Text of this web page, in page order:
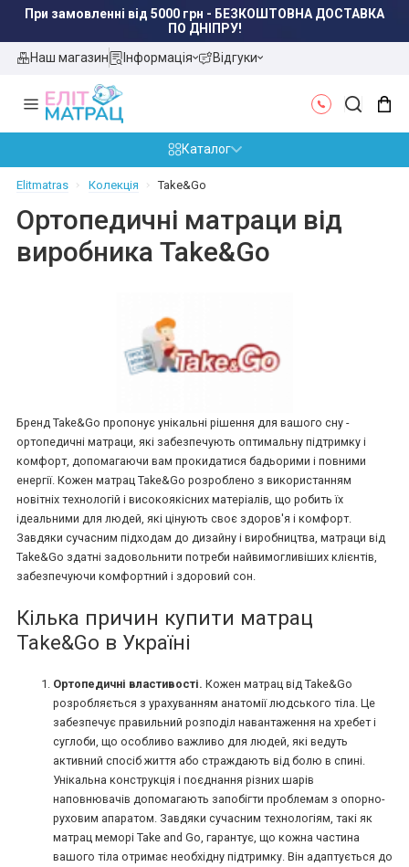
При замовленні від 5000 грн - БЕЗКОШТОВНА ДОСТАВКА
ПО ДНІПРУ!
Наш магазин
Інформація Відгуки
Каталог
Elitmatras Колекція Take&Go
Ортопедичні матраци від
виробника Take&Go
Бренд Take&Go пропонує унікальні рішення для вашого сну -
ортопедичні матраци, які забезпечують оптимальну підтримку і
комфорт, допомагаючи вам прокидатися бадьорими і повними
енергії. Кожен матрац Take&Go розроблено з використанням
новітніх технологій і високоякісних матеріалів, що робить їх
ідеальними для людей, які цінують своє здоров'я і комфорт.
Завдяки сучасним підходам до дизайну і виробництва, матраци від
Take&Go здатні задовольнити потреби найвимогливіших клієнтів,
забезпечуючи комфортний і здоровий сон.
Кілька причин купити матрац
Take&Go в Україні
Ортопедичні властивості. Кожен матрац від Take&Go
розробляється з урахуванням анатомії людського тіла. Це
забезпечує правильний розподіл навантаження на хребет і
суглоби, що особливо важливо для людей, які ведуть
активний спосіб життя або страждають від болю в спині.
Унікальна конструкція і поєднання різних шарів
наповнювачів допомагають запобігти проблемам з опорно-
руховим апаратом. Завдяки сучасним технологіям, такі як
матрац меморі Take and Go, гарантує, що кожна частина
вашого тіла отримає необхідну підтримку. Він адаптується до